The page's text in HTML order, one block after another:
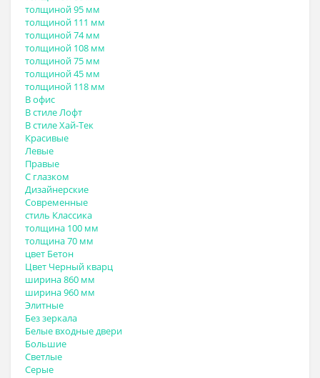
толщиной 95 мм
толщиной 111 мм
толщиной 74 мм
толщиной 108 мм
толщиной 75 мм
толщиной 45 мм
толщиной 118 мм
В офис
В стиле Лофт
В стиле Хай-Тек
Красивые
Левые
Правые
С глазком
Дизайнерские
Современные
стиль Классика
толщина 100 мм
толщина 70 мм
цвет Бетон
Цвет Черный кварц
ширина 860 мм
ширина 960 мм
Элитные
Без зеркала
Белые входные двери
Большие
Светлые
Серые